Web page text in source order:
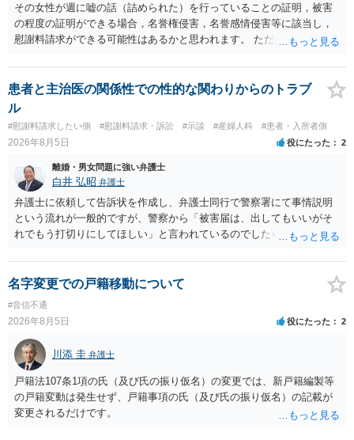
その女性が週に嘘の話（詰められた）を行っていることの証明，被害
の程度の証明ができる場合，名誉権侵害，名誉感情侵害等に該当し，
慰謝料請求ができる可能性はあるかと思われます。 ただ弁護士費用を
た方が良いでしょう。
患者と主治医の関係性での性的な関わりからのトラブ
ル
#慰謝料請求したい側 #慰謝料請求・訴訟 #示談 #産婦人科 #患者・入所者側
2026年8月5日 役にたった 2
離婚・男女問題に強い弁護士
白井 弘昭 弁護士
弁護士に依頼して告訴状を作成し、弁護士同行で警察署にて事情説明
という流れが一般的ですが、警察から「被害届は、出してもいいがそ
れでもう打切りにしてほしい」と言われているのでしたら、あまり結
検察庁に訴えるのもありかもしれないですが、実際に捜査をするの
は、結局所轄だと思われますので、やはり結論は変わらないかもしれ
ないです。 一度、最寄りの「刑事に強い」とうたっている弁護士に相
談してみてはいかがでしょうか。 以上、ご参考まで。
名字変更での戸籍移動について
#音信不通
2026年8月5日 役にたった 2
川添 圭 弁護士
戸籍法107条1項の氏（及び氏の振り仮名）の変更では、新戸籍編製等
の戸籍変動は発生せず、戸籍事項の氏（及び氏の振り仮名）の記載が
変更されるだけです。